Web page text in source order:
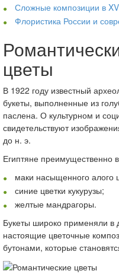
Сложные композиции в
Флористика России и
цветы
В 1922 году известный
букеты, выполненные из
паслена. О культурном и
свидетельствуют
до н. э.
Египтяне преимущественно
маки насыщенного алого
синие цветки кукурузы;
желтые мандрагоры.
Букеты широко применяли в
настоящие цветочные
бутонами, которые